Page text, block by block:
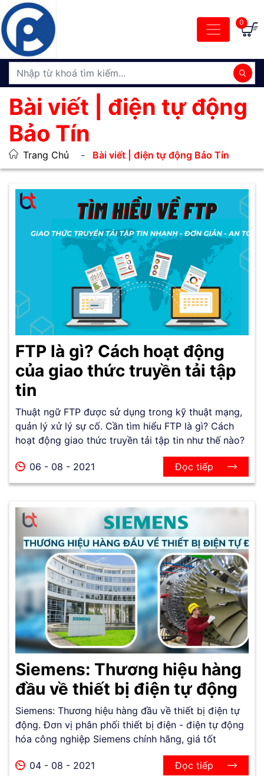
0
Bài viết | điện tự động
Bảo Tín
Trang Chủ Bài viết | điện tự động Bảo Tín
FTP là gì? Cách hoạt động
của giao thức truyền tải tập
tin
Thuật ngữ FTP được sử dụng trong kỹ thuật mạng,
quản lý xử lý sự cố. Cần tìm hiểu FTP là gì? Cách
hoạt động giao thức truyền tải tập tin như thế nào?
06 - 08 - 2021 Đọc tiếp
Siemens: Thương hiệu hàng
đầu về thiết bị điện tự động
Siemens: Thương hiệu hàng đầu về thiết bị điện tự
động. Đơn vị phân phối thiết bị điện - điện tự động
hóa công nghiệp Siemens chính hãng, giá tốt
04 - 08 - 2021 Đọc tiếp